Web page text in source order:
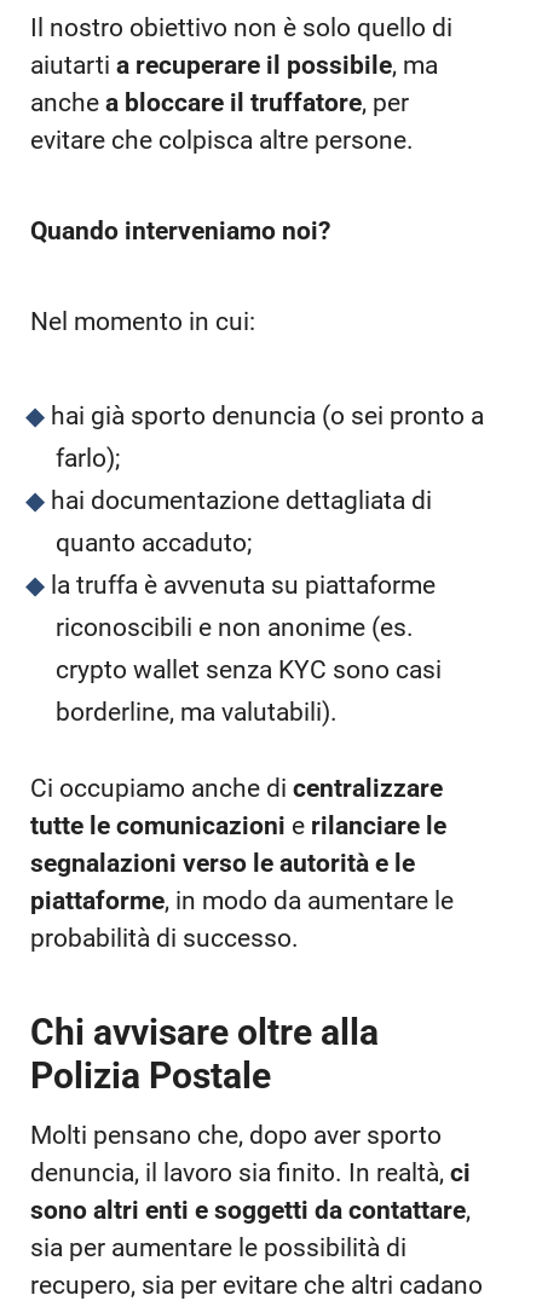
Il nostro obiettivo non è solo quello di
aiutarti a recuperare il possibile, ma
anche a bloccare il truffatore, per
evitare che colpisca altre persone.
Quando interveniamo noi?
Nel momento in cui:
hai già sporto denuncia (o sei pronto a
farlo);
hai documentazione dettagliata di
quanto accaduto;
la truffa è avvenuta su piattaforme
riconoscibili e non anonime (es.
crypto wallet senza KYC sono casi
borderline, ma valutabili).
Ci occupiamo anche di centralizzare
tutte le comunicazioni e rilanciare le
segnalazioni verso le autorità e le
piattaforme, in modo da aumentare le
probabilità di successo.
Chi avvisare oltre alla
Polizia Postale
Molti pensano che, dopo aver sporto
denuncia, il lavoro sia finito. In realtà, ci
sono altri enti e soggetti da contattare,
sia per aumentare le possibilità di
recupero, sia per evitare che altri cadano